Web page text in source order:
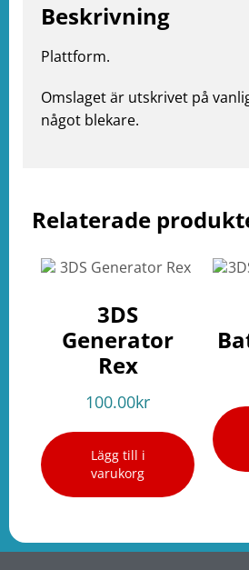
Relaterade
3DS
Generator
Rex
100.00kr
Lägg till i
varukorg
Beskrivning
Plattform.
Omslaget är utskrivet på
något blekare.